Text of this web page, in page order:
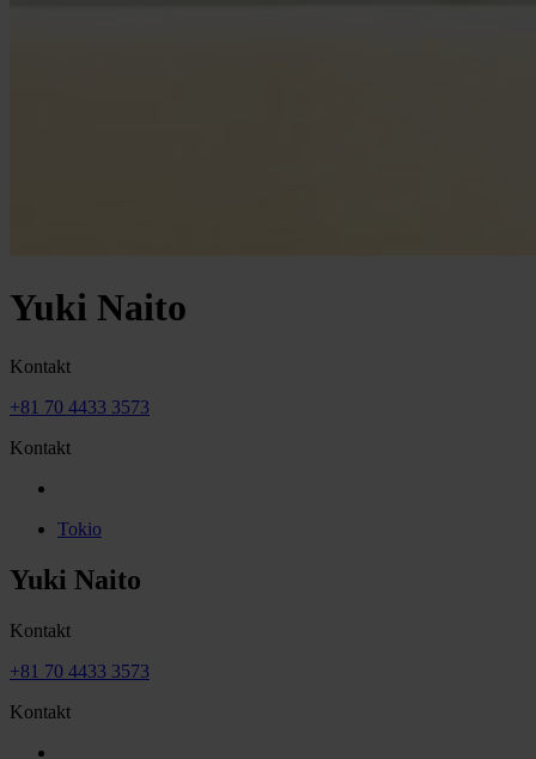
Yuki Naito
Kontakt
+81 70 4433 3573
Kontakt
Tokio
Yuki Naito
Kontakt
+81 70 4433 3573
Kontakt